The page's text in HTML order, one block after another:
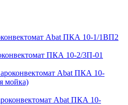
Abat ПКА 10-1/1ВП2
ПКА 10-2/3П-01
Abat ПКА 10-
мойка)
Abat ПКА 10-